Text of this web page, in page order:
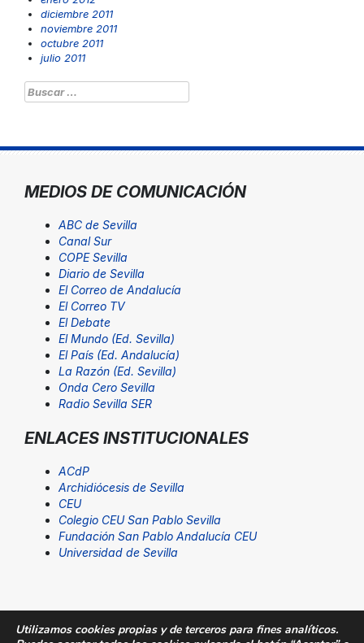
diciembre 2011
noviembre 2011
octubre 2011
julio 2011
Buscar:
MEDIOS DE COMUNICACIÓN
ABC de Sevilla
Canal Sur
COPE Sevilla
Diario de Sevilla
El Correo de Andalucía
El Correo TV
El Debate
El Mundo (Ed. Sevilla)
El País (Ed. Andalucía)
La Razón (Ed. Sevilla)
Onda Cero Sevilla
Radio Sevilla SER
ENLACES INSTITUCIONALES
ACdP
Archidiócesis de Sevilla
CEU
Colegio CEU San Pablo Sevilla
Fundación San Pablo Andalucía CEU
Universidad de Sevilla
Utilizamos cookies propias y de terceros para fines analíticos.